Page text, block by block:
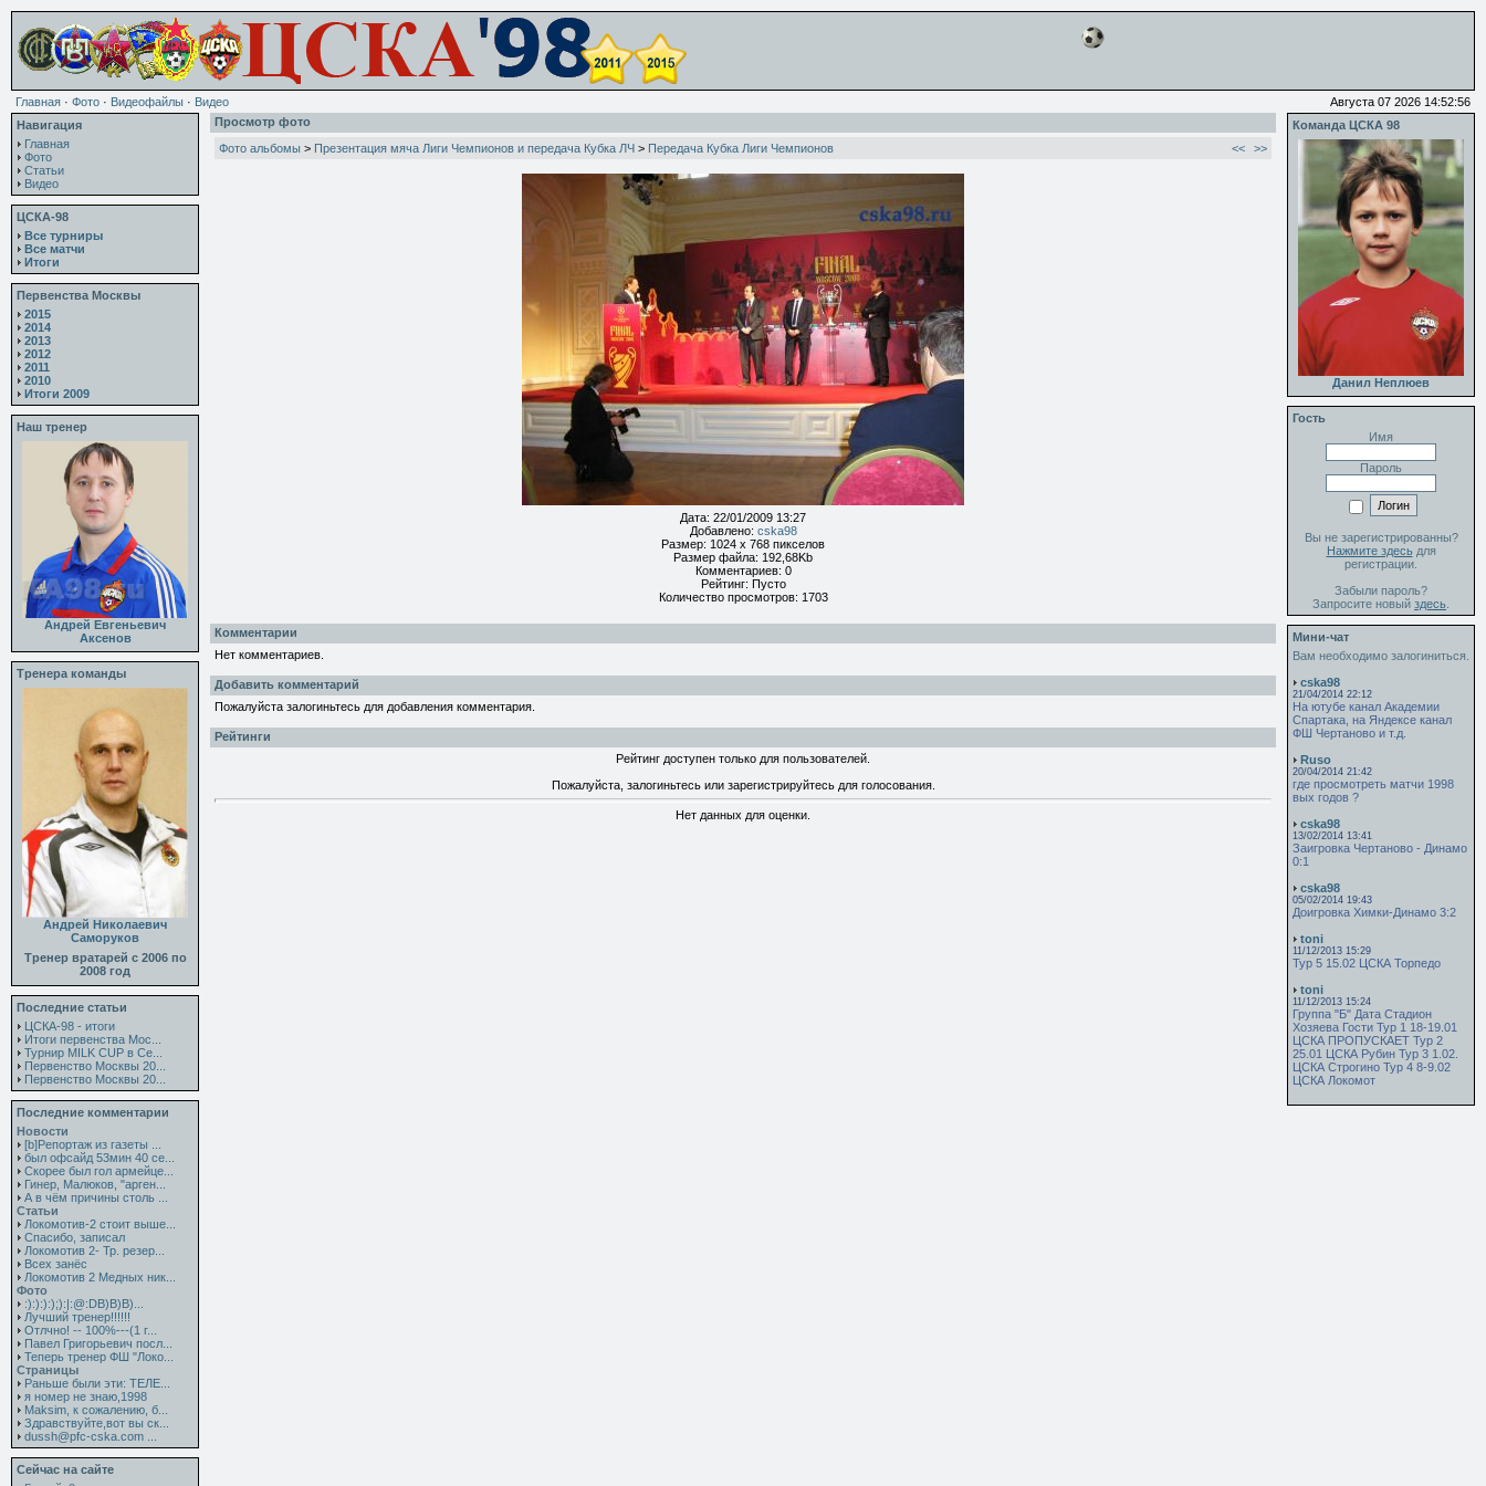
Главная · Фото · Видеофайлы · Видео
Августа 07 2026 14:52:56
Навигация
Главная
Фото
Статьи
Видео
ЦСКА-98
Все турниры
Все матчи
Итоги
Первенства Москвы
2015
2014
2013
2012
2011
2010
Итоги 2009
Наш тренер
Андрей Евгеньевич
Аксенов
Тренера команды
Андрей Николаевич
Саморуков
Тренер вратарей с 2006 по
2008 год
Последние статьи
ЦСКА-98 - итоги
Итоги первенства Мос...
Турнир MILK CUP в Се...
Первенство Москвы 20...
Первенство Москвы 20...
Последние комментарии
Новости
[b]Репортаж из газеты ...
был офсайд 53мин 40 се...
Скорее был гол армейце...
Гинер, Малюков, "арген...
А в чём причины столь ...
Статьи
Локомотив-2 стоит выше...
Спасибо, записал
Локомотив 2- Тр. резер...
Всех занёс
Локомотив 2 Медных ник...
Фото
:):):):);):|:@:DB)B)B)...
Лучший тренер!!!!!!
Отлчно! -- 100%---(1 г...
Павел Григорьевич посл...
Теперь тренер ФШ "Локо...
Страницы
Раньше были эти: ТЕЛЕ...
я номер не знаю,1998
Maksim, к сожалению, б...
Здравствуйте,вот вы ск...
dussh@pfc-cska.com ...
Сейчас на сайте
Просмотр фото
Фото альбомы > Презентация мяча Лиги Чемпионов и передача Кубка ЛЧ > Передача Кубка Лиги Чемпионов << >>
Дата: 22/01/2009 13:27
Добавлено: cska98
Размер: 1024 x 768 пикселов
Размер файла: 192,68Kb
Комментариев: 0
Рейтинг: Пусто
Количество просмотров: 1703
Комментарии
Нет комментариев.
Добавить комментарий
Пожалуйста залогиньтесь для добавления комментария.
Рейтинги
Рейтинг доступен только для пользователей.
Пожалуйста, залогиньтесь или зарегистрируйтесь для голосования.
Нет данных для оценки.
Команда ЦСКА 98
Данил Неплюев
Гость
Имя
Пароль
Вы не зарегистрированны?
Нажмите здесьдля
регистрации.
Забыли пароль?
Запросите новый здесь
Мини-чат
Вам необходимо залогиниться.
cska98
21/04/2014 22:12
На ютубе канал Академии
Спартака, на Яндексе канал
ФШ Чертаново и т.д.
Ruso
20/04/2014 21:42
где просмотреть матчи 1998
вых годов ?
cska98
13/02/2014 13:41
Заигровка Чертаново - Динамо
0:1
cska98
05/02/2014 19:43
Доигровка Химки-Динамо 3:2
toni
11/12/2013 15:29
Тур 5 15.02 ЦСКА Торпедо
toni
11/12/2013 15:24
Группа "Б" Дата Стадион
Хозяева Гости Тур 1 18-19.01
ЦСКА ПРОПУСКАЕТ Тур 2
25.01 ЦСКА Рубин Тур 3 1.02.
ЦСКА Строгино Тур 4 8-9.02
ЦСКА Локомот